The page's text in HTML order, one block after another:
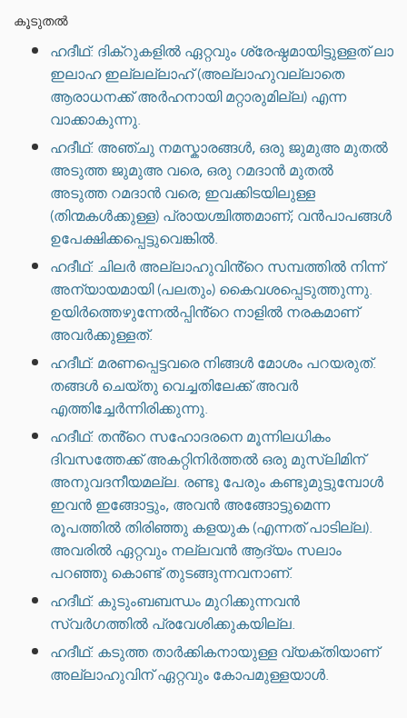
കൂടുതൽ
ഹദീഥ്: ദിക്റുകളിൽ ഏറ്റവും ശ്രേഷ്ഠമായിട്ടുള്ളത് ലാ
ഇലാഹ ഇല്ലല്ലാഹ് (അല്ലാഹുവല്ലാതെ
ആരാധനക്ക് അർഹനായി മറ്റാരുമില്ല) എന്ന
വാക്കാകുന്നു.
ഹദീഥ്: അഞ്ചു നമസ്കാരങ്ങൾ, ഒരു ജുമുഅ മുതൽ
അടുത്ത ജുമുഅ വരെ, ഒരു റമദാൻ മുതൽ
അടുത്ത റമദാൻ വരെ; ഇവക്കിടയിലുള്ള
(തിന്മകൾക്കുള്ള) പ്രായശ്ചിത്തമാണ്; വൻപാപങ്ങൾ
ഉപേക്ഷിക്കപ്പെട്ടുവെങ്കിൽ.
ഹദീഥ്: ചിലർ അല്ലാഹുവിൻ്റെ സമ്പത്തിൽ നിന്ന്
അന്യായമായി (പലതും) കൈവശപ്പെടുത്തുന്നു.
ഉയിർത്തെഴുന്നേൽപ്പിൻ്റെ നാളിൽ നരകമാണ്
അവർക്കുള്ളത്.
ഹദീഥ്: മരണപ്പെട്ടവരെ നിങ്ങൾ മോശം പറയരുത്.
തങ്ങൾ ചെയ്തു വെച്ചതിലേക്ക് അവർ
എത്തിച്ചേർന്നിരിക്കുന്നു.
ഹദീഥ്: തൻ്റെ സഹോദരനെ മൂന്നിലധികം
ദിവസത്തേക്ക് അകറ്റിനിർത്തൽ ഒരു മുസ്ലിമിന്
അനുവദനീയമല്ല. രണ്ടു പേരും കണ്ടുമുട്ടുമ്പോൾ
ഇവൻ ഇങ്ങോട്ടും, അവൻ അങ്ങോട്ടുമെന്ന
രൂപത്തിൽ തിരിഞ്ഞു കളയുക (എന്നത് പാടില്ല).
അവരിൽ ഏറ്റവും നല്ലവൻ ആദ്യം സലാം
പറഞ്ഞു കൊണ്ട് തുടങ്ങുന്നവനാണ്.
ഹദീഥ്: കുടുംബബന്ധം മുറിക്കുന്നവൻ
സ്വർഗത്തിൽ പ്രവേശിക്കുകയില്ല.
ഹദീഥ്: കടുത്ത താർക്കികനായുള്ള വ്യക്തിയാണ്
അല്ലാഹുവിന് ഏറ്റവും കോപമുള്ളയാൾ.